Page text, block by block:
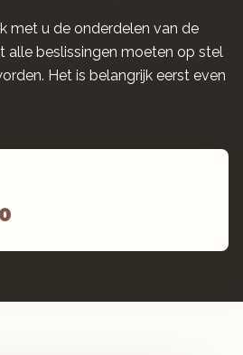
met u de onderdelen van de
alle beslissingen moeten op stel
Het is belangrijk eerst even